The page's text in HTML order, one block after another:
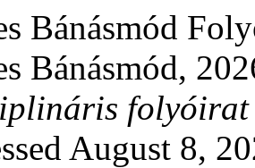
Bánásmód
Bánásmód,
folyóirat
August 8,